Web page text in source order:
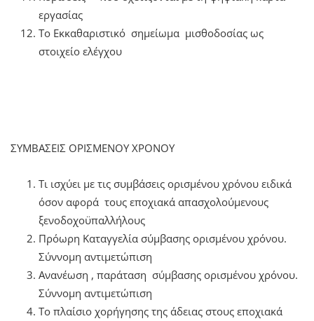
εργασίας
Το Εκκαθαριστικό σημείωμα μισθοδοσίας ως
στοιχείο ελέγχου
ΣΥΜΒΑΣΕΙΣ ΟΡΙΣΜΕΝΟΥ ΧΡΟΝΟΥ
Τι ισχύει με τις συμβάσεις ορισμένου χρόνου ειδικά
όσον αφορά τους εποχιακά απασχολούμενους
ξενοδοχοϋπαλλήλους
Πρόωρη Καταγγελία σύμβασης ορισμένου χρόνου.
Σύννομη αντιμετώπιση
Ανανέωση , παράταση σύμβασης ορισμένου χρόνου.
Σύννομη αντιμετώπιση
Το πλαίσιο χορήγησης της άδειας στους εποχιακά